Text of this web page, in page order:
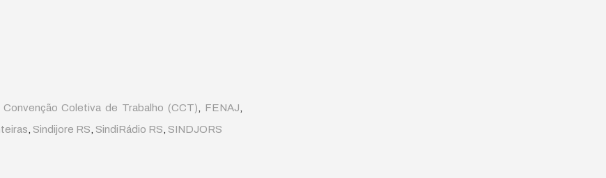
Convenção Coletiva de Trabalho (CCT) FENAJ
Sindijore RS SindiRádio RS SINDJORS